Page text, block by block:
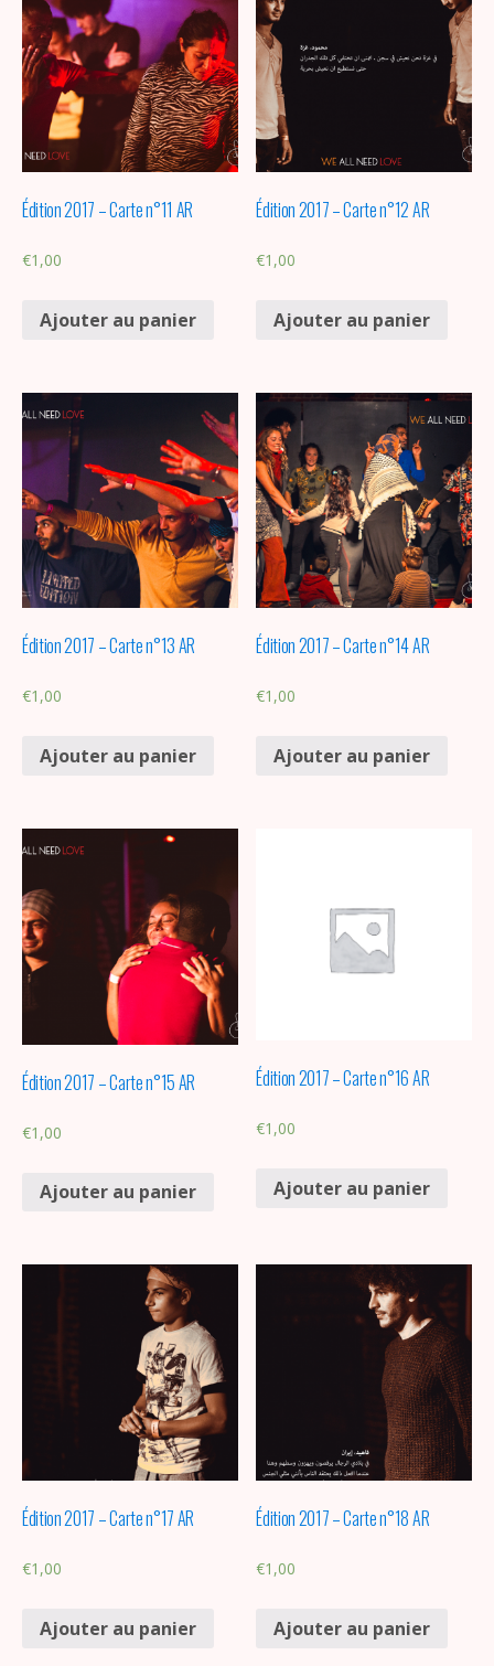
Édition 2017 – Carte n°11 AR
€1,00
Ajouter au panier
Édition 2017 – Carte n°12 AR
€1,00
Ajouter au panier
Édition 2017 – Carte n°13 AR
€1,00
Ajouter au panier
Édition 2017 – Carte n°14 AR
€1,00
Ajouter au panier
Édition 2017 – Carte n°15 AR
€1,00
Ajouter au panier
Édition 2017 – Carte n°16 AR
€1,00
Ajouter au panier
Édition 2017 – Carte n°17 AR
€1,00
Ajouter au panier
Édition 2017 – Carte n°18 AR
€1,00
Ajouter au panier